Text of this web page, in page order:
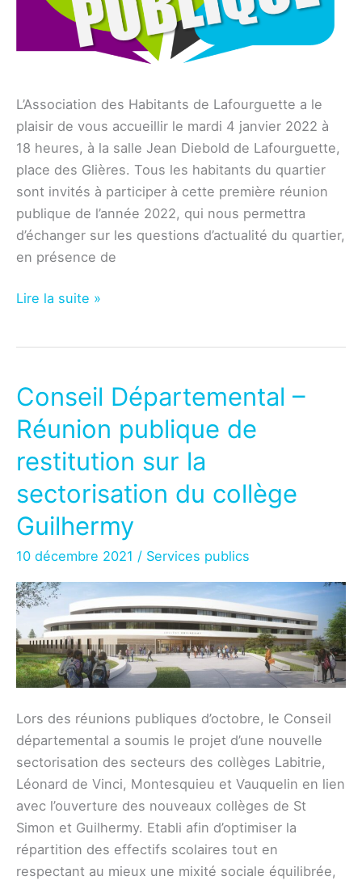
L’Association des Habitants de Lafourguette a le
plaisir de vous accueillir le mardi 4 janvier 2022 à
18 heures, à la salle Jean Diebold de Lafourguette,
place des Glières. Tous les habitants du quartier
sont invités à participer à cette première réunion
publique de l’année 2022, qui nous permettra
d’échanger sur les questions d’actualité du quartier,
en présence de
Association
du
mardi
4
janvier
2022
Lire la suite »
Conseil Départemental –
Réunion publique de
restitution sur la
sectorisation du collège
Guilhermy
10 décembre 2021 / Services publics
Lors des réunions publiques d’octobre, le Conseil
départemental a soumis le projet d’une nouvelle
sectorisation des secteurs des collèges Labitrie,
Léonard de Vinci, Montesquieu et Vauquelin en lien
avec l’ouverture des nouveaux collèges de St
Simon et Guilhermy. Etabli afin d’optimiser la
répartition des effectifs scolaires tout en
respectant au mieux une mixité sociale équilibrée,